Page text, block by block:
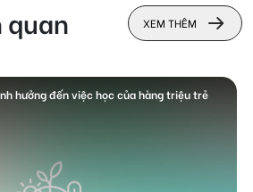
quan XEM THÊM
hưởng đến việc học của hàng triệu trẻ